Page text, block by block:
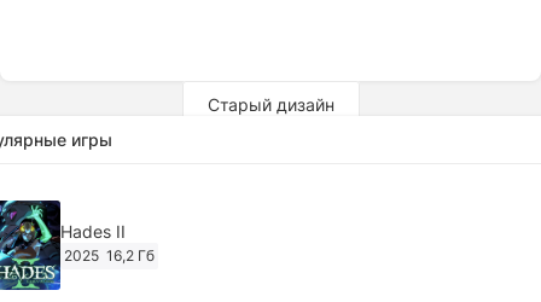
Старый дизайн
игры
Hades II
2025 16,2 Гб